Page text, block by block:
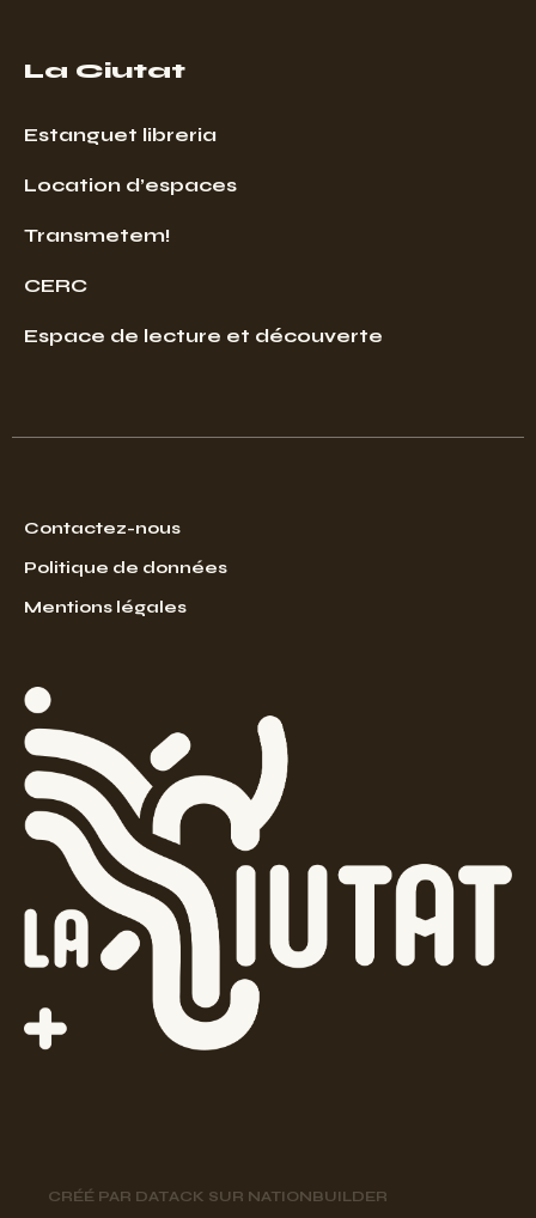
La Ciutat
Estanguet libreria
Location d’espaces
Transmetem!
CERC
Espace de lecture et découverte
Contactez-nous
Politique de données
Mentions légales
CRÉÉ PAR DATACK SUR NATIONBUILDER